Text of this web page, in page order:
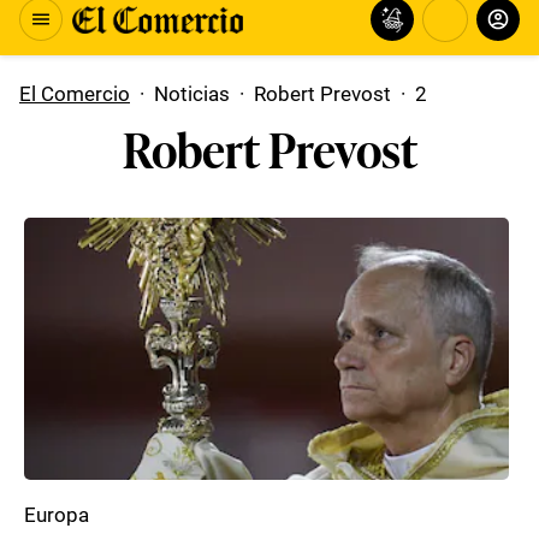
El Comercio · Noticias · Robert Prevost · 2
Robert Prevost
Europa